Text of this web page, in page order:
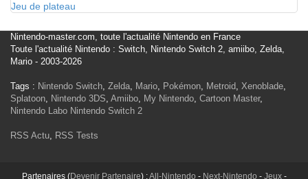
Jeu de plateau
Nintendo-master.com, toute l'actualité Nintendo en France
Toute l'actualité Nintendo : Switch, Nintendo Switch 2, amiibo, Zelda,
Mario - 2003-2026
Tags : Nintendo Switch, Zelda, Mario, Pokémon, Metroid, Xenoblade,
Splatoon, Nintendo 3DS, Amiibo, My Nintendo, Cartoon Master,
Nintendo Labo Nintendo Switch 2
RSS Actu, RSS Tests
Partenaires (Devenir Partenaire) :All-Nintendo - Next-Nintendo - Jeux-